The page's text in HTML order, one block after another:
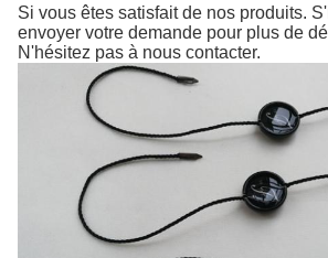
Si vous êtes satisfait de nos produits.
envoyer votre demande pour plus de
N'hésitez pas à nous contacter.